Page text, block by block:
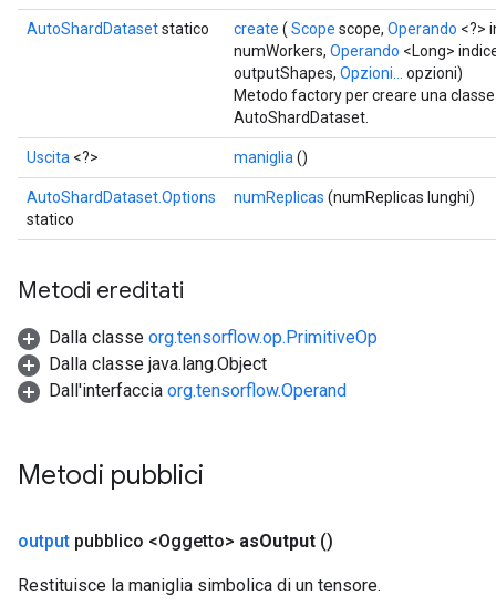
AutoShardDatasetstatico create ( Scope scope, Operando <?>
numWorkers, Operando <Long>
outputShapes, Opzioni...
opzioni)
Metodo factory per creare una
AutoShardDataset.
Uscita <?> maniglia ()
AutoShardDataset.Options
statico
numReplicas (numReplicas lunghi)
Metodi ereditati
Dalla classe org.tensorflow.op.PrimitiveOp
Dalla classe java.lang.Object
Dall'interfaccia org.tensorflow.Operand
Metodi pubblici
output pubblico <Oggetto> asOutput ()
Restituisce la maniglia simbolica di un tensore.